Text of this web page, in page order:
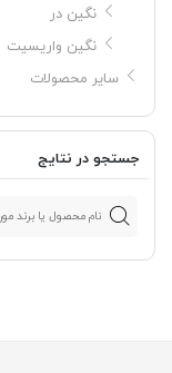
نگین در
نگین واریسیت
سایر محصولات
جستجو در نتایج